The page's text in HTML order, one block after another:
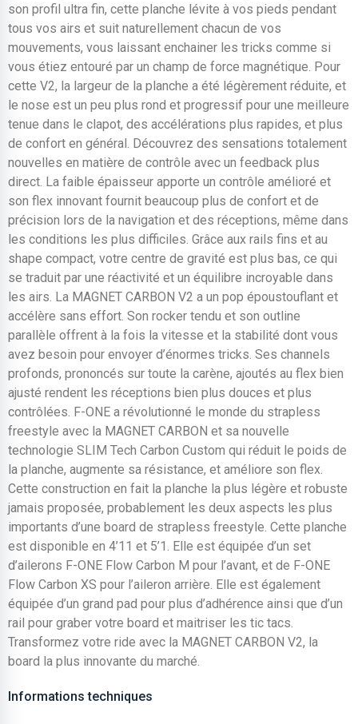
son profil ultra fin, cette planche lévite à vos pieds pendant
tous vos airs et suit naturellement chacun de vos
mouvements, vous laissant enchainer les tricks comme si
vous étiez entouré par un champ de force magnétique. Pour
cette V2, la largeur de la planche a été légèrement réduite, et
le nose est un peu plus rond et progressif pour une meilleure
tenue dans le clapot, des accélérations plus rapides, et plus
de confort en général. Découvrez des sensations totalement
nouvelles en matière de contrôle avec un feedback plus
direct. La faible épaisseur apporte un contrôle amélioré et
son flex innovant fournit beaucoup plus de confort et de
précision lors de la navigation et des réceptions, même dans
les conditions les plus difficiles. Grâce aux rails fins et au
shape compact, votre centre de gravité est plus bas, ce qui
se traduit par une réactivité et un équilibre incroyable dans
les airs. La MAGNET CARBON V2 a un pop époustouflant et
accélère sans effort. Son rocker tendu et son outline
parallèle offrent à la fois la vitesse et la stabilité dont vous
avez besoin pour envoyer d’énormes tricks. Ses channels
profonds, prononcés sur toute la carène, ajoutés au flex bien
ajusté rendent les réceptions bien plus douces et plus
contrôlées. F-ONE a révolutionné le monde du strapless
freestyle avec la MAGNET CARBON et sa nouvelle
technologie SLIM Tech Carbon Custom qui réduit le poids de
la planche, augmente sa résistance, et améliore son flex.
Cette construction en fait la planche la plus légère et robuste
jamais proposée, probablement les deux aspects les plus
importants d’une board de strapless freestyle. Cette planche
est disponible en 4’11 et 5’1. Elle est équipée d’un set
d’ailerons F-ONE Flow Carbon M pour l’avant, et de F-ONE
Flow Carbon XS pour l’aileron arrière. Elle est également
équipée d’un grand pad pour plus d’adhérence ainsi que d’un
rail pour graber votre board et maitriser les tic tacs.
Transformez votre ride avec la MAGNET CARBON V2, la
board la plus innovante du marché.
Informations techniques